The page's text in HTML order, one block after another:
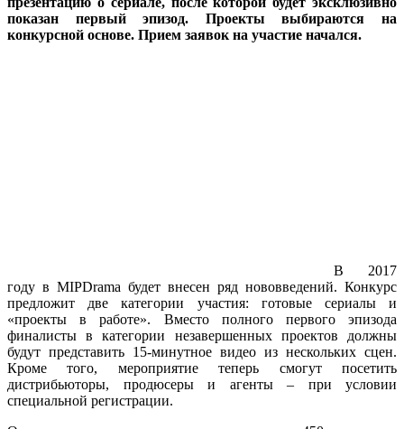
показан первый эпизод. Проекты выбираются на
конкурсной основе. Прием заявок на участие начался.
В 2017
году в MIPDrama будет внесен ряд нововведений. Конкурс
предложит две категории участия: готовые сериалы и
«проекты в работе». Вместо полного первого эпизода
финалисты в категории незавершенных проектов должны
будут представить 15-минутное видео из нескольких сцен.
Кроме того, мероприятие теперь смогут посетить
дистрибьюторы, продюсеры и агенты – при условии
специальной регистрации.